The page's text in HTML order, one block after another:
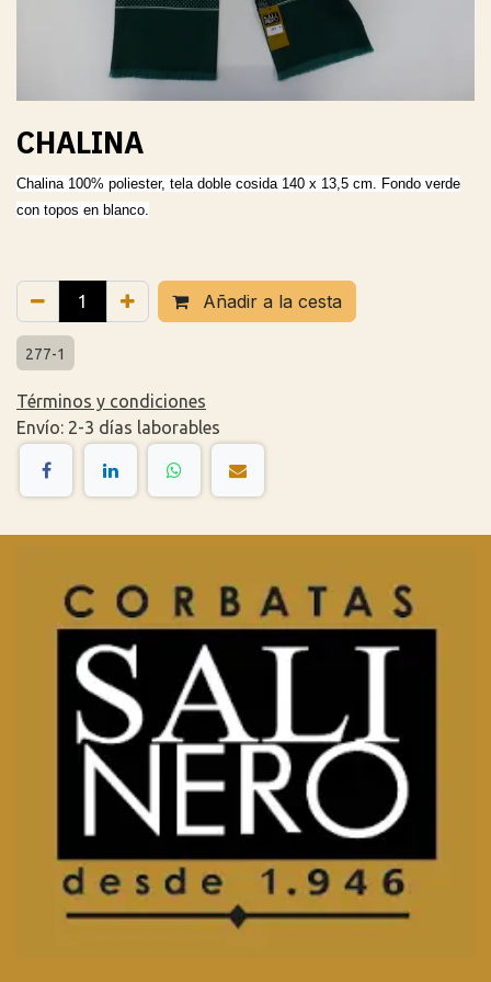
CHALINA
Chalina 100% poliester, tela doble cosida 140 x 13,5 cm. Fondo verde
con topos en blanco.
Añadir a la cesta
277-1
Términos y condiciones
Envío: 2-3 días laborables